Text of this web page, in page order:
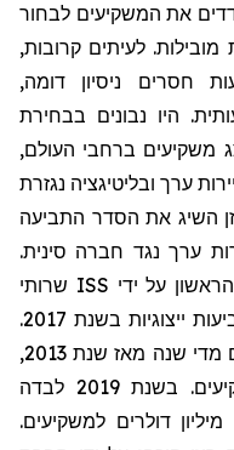
את המשקיעים לבחור
לעיתים קרובות,
חסרים ניסיון דומה,
היו נבונים בבחירת
משקיעים ברחבי העולם,
ערך ובליטיגציה נגזרת
השיג את הסדר התביעה
ערך נגד חברה סינית.
על ידי ISS שרותי
תביעה ייצוגית, בגין מספר יישובי תביעות ייצוגיות בשנת 2017.
המשרד מדורג בין ארבעת הראשונים מדי שנה מאז שנת 2013,
והחזיר מאות מיליוני דולרים למשקיעים. בשנת 2019 לבדה
משרד עורכי הדין החזיר מעל 438 מיליון דולרים למשקיעים.